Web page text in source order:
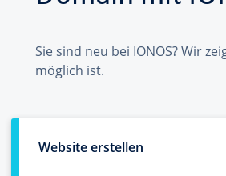
Sie sind neu bei IONOS? Wir
möglich ist.
Website erstellen